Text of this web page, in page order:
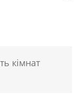
кімнат